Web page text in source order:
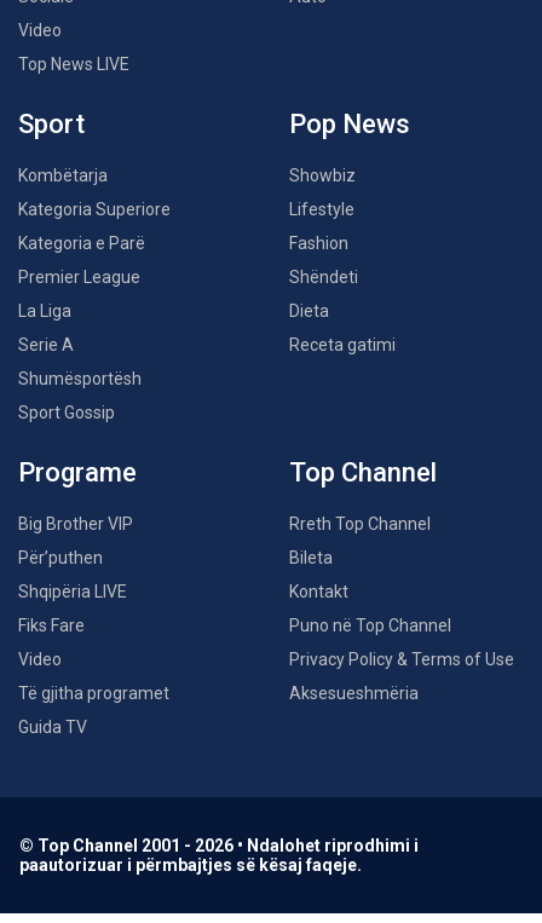
Video
Top News LIVE
Sport
Kombëtarja
Kategoria Superiore
Kategoria e Parë
Premier League
La Liga
Serie A
Shumësportësh
Sport Gossip
Pop News
Showbiz
Lifestyle
Fashion
Shëndeti
Dieta
Receta gatimi
Programe
Big Brother VIP
Për’puthen
Shqipëria LIVE
Fiks Fare
Video
Të gjitha programet
Guida TV
Top Channel
Rreth Top Channel
Bileta
Kontakt
Puno në Top Channel
Privacy Policy & Terms of Use
Aksesueshmëria
© Top Channel 2001 - 2026 • Ndalohet riprodhimi i
paautorizuar i përmbajtjes së kësaj faqeje.